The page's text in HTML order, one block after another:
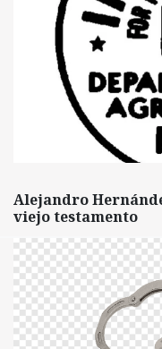
Alejandro
viejo testamento